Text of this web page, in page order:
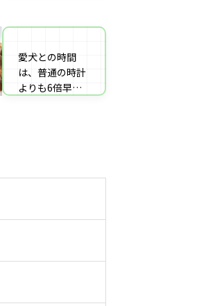
材・出演・執筆
愛犬との時間
は、普通の時計
よりも6倍早く